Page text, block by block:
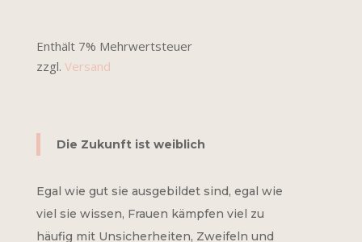
Enthält 7% Mehrwertsteuer
zzgl. Versand
Die Zukunft ist weiblich
Egal wie gut sie ausgebildet sind, egal wie
viel sie wissen, Frauen kämpfen viel zu
häufig mit Unsicherheiten, Zweifeln und